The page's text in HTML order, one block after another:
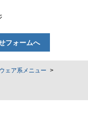
フォームへ
ェア系メニュー